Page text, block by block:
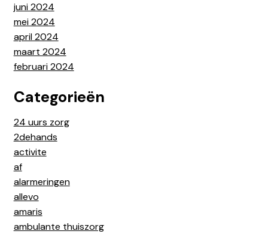
juni 2024
mei 2024
april 2024
maart 2024
februari 2024
Categorieën
24 uurs zorg
2dehands
activite
af
alarmeringen
allevo
amaris
ambulante thuiszorg